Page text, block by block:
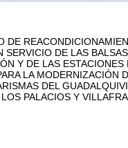
DE
SERVICIO DE LAS
Y DE LAS ESTACIONES
LA MODERNIZACIÓN
DEL
PALACIOS Y